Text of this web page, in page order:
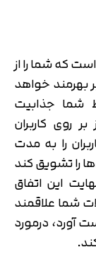
که شما را از
بهرمند خواهد
شما جذابیت
روی کاربران
را به مدت
را تشویق کند
این اتفاق
شما علاقمند
آورد، درمورد